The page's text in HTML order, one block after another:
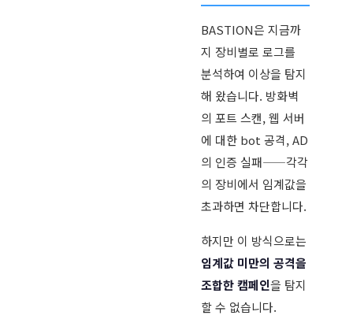
BASTION은 지금까
지 장비별로 로그를
분석하여 이상을 탐지
해 왔습니다. 방화벽
의 포트 스캔, 웹 서버
에 대한 bot 공격, AD
의 인증 실패——각각
의 장비에서 임계값을
초과하면 차단합니다.
하지만 이 방식으로는
임계값 미만의 공격을
조합한 캠페인을 탐지
할 수 없습니다.